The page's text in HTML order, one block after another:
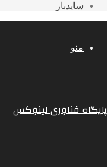
سایدبار
منو
پایگاه فناوری لینوکس